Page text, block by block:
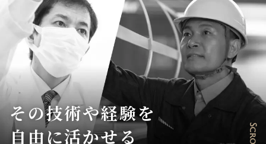
Scroll
その技術や経験を
自由に活かせる